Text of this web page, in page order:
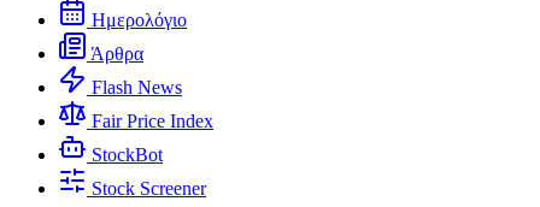
Ημερολόγιο
Άρθρα
Flash News
Fair Price Index
StockBot
Stock Screener